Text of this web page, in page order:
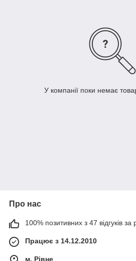
У компанії поки немає
Про нас
100% позитивних з 47 відгуків за
Працює з 14.12.2010
м. Рівне